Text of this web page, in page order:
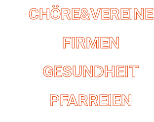
CHÖRE&VEREINE
FIRMEN
GESUNDHEIT
PFARREIEN